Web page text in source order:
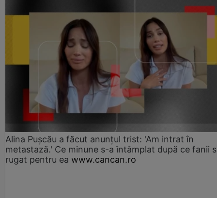
Alina Pușcău a făcut anunțul trist: 'Am intrat în
metastază.' Ce minune s-a întâmplat după ce fanii
rugat pentru ea www.cancan.ro